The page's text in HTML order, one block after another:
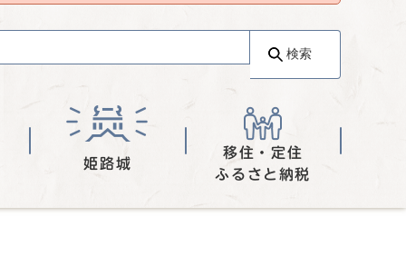
検索
姫路城
移住・定住
ふるさと納税